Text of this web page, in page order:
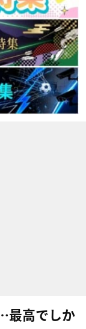
最高でしか